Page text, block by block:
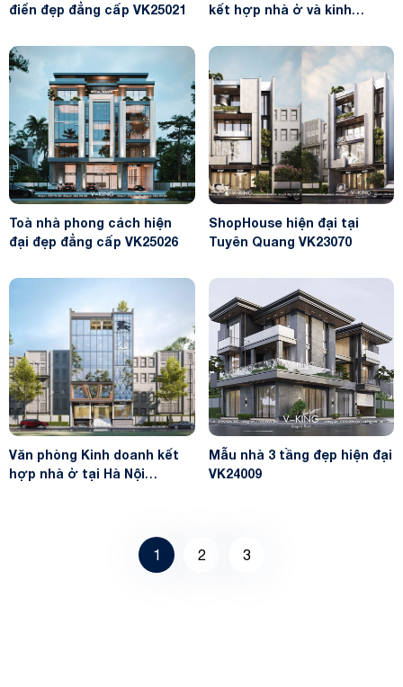
điển đẹp đẳng cấp VK25021
kết hợp nhà ở và kinh
Toà nhà phong cách hiện
đại đẹp đẳng cấp VK25026
ShopHouse hiện đại tại
Tuyên Quang VK23070
Văn phòng Kinh doanh kết
hợp nhà ở tại Hà Nội
Mẫu nhà 3 tầng đẹp hiện đại
VK24009
1 2 3